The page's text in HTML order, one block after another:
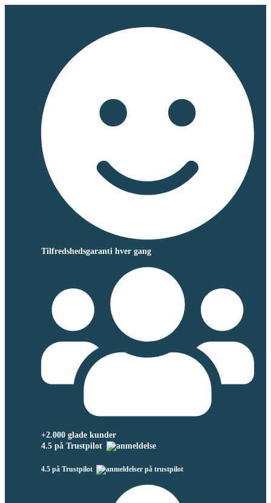
Tilfredshedsgaranti hver gang
+2.000 glade kunder
4.5 på Trustpilot
4.5 på Trustpilot